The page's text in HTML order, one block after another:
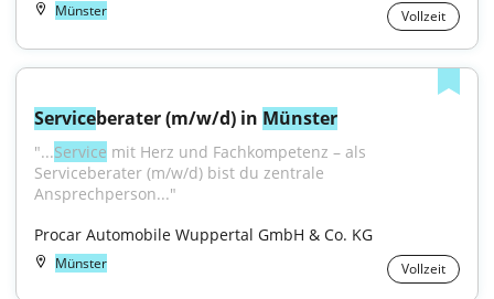
Münster Vollzeit
Serviceberater (m/w/d) in Münster
"...Service mit Herz und Fachkompetenz – als
Serviceberater (m/w/d) bist du zentrale
Ansprechperson..."
Procar Automobile Wuppertal GmbH & Co. KG
Münster Vollzeit